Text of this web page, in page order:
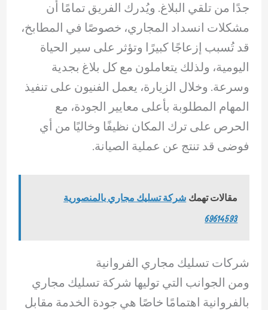
جدًا من تلقي البلاغ. ويُدرك الفريق تمامًا أن
مشكلات انسداد المجاري، خصوصًا في المطابخ،
قد تُسبب إزعاجًا كبيرًا وتؤثر على سير الحياة
اليومية، ولذلك يتعاملون مع كل بلاغ بجدية
وسرعة. وخلال الزيارة، يعمل الفنيون على تنفيذ
المهام المطلوبة بأعلى معايير الجودة، مع
الحرص على ترك المكان نظيفًا وخاليًا من أي
فوضى قد تنتج عن عملية الصيانة.
مقالات تهمك شركة تسليك مجاري بالمنصورية
69614593
شركات تسليك مجاري الفروانية
ومن الجوانب التي توليها شركة تسليك مجاري
بالفروانية اهتمامًا خاصًا هي جودة الخدمة مقابل